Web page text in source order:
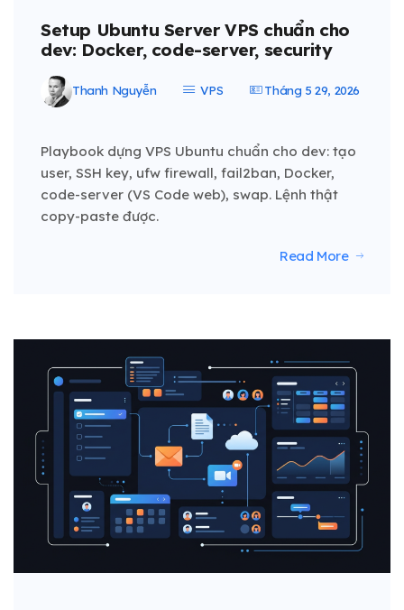
Setup Ubuntu Server VPS chuẩn cho
dev: Docker, code-server, security
Thanh Nguyễn VPS Tháng 5 29, 2026
Playbook dựng VPS Ubuntu chuẩn cho dev: tạo
user, SSH key, ufw firewall, fail2ban, Docker,
code-server (VS Code web), swap. Lệnh thật
copy-paste được.
Read More